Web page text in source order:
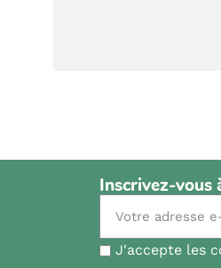
Inscrivez-vous
J'accepte les